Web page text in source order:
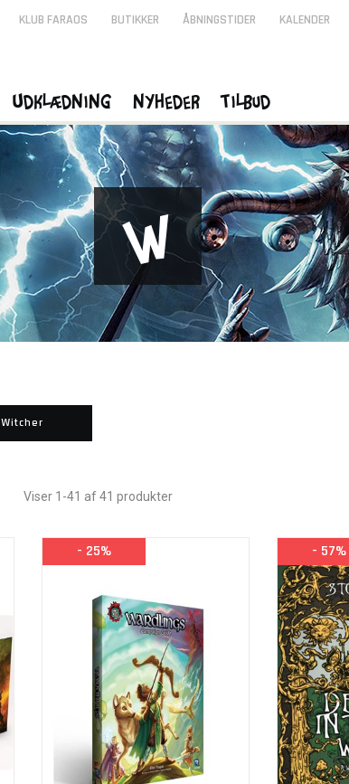
W
Witcher
Viser 1-41 af 41 produkter
- 25% - 57%
KLUB FARAOS BUTIKKER ÅBNINGSTIDER KALENDER
Udklædning Nyheder Tilbud